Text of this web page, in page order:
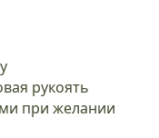
рукоять
при желании